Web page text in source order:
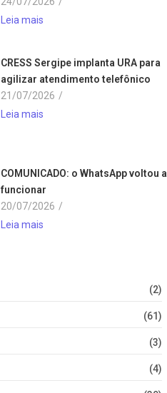
Leia mais
CRESS Sergipe implanta URA para
agilizar atendimento telefônico
21/07/2026 /
Leia mais
COMUNICADO: o WhatsApp voltou a
funcionar
20/07/2026 /
Leia mais
(2)
(61)
(3)
(4)